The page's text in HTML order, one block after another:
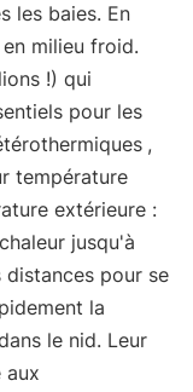
les baies. En
milieu froid.
!) qui
pour les
,
température
extérieure :
jusqu'à
distances pour se
la
le nid. Leur
aux